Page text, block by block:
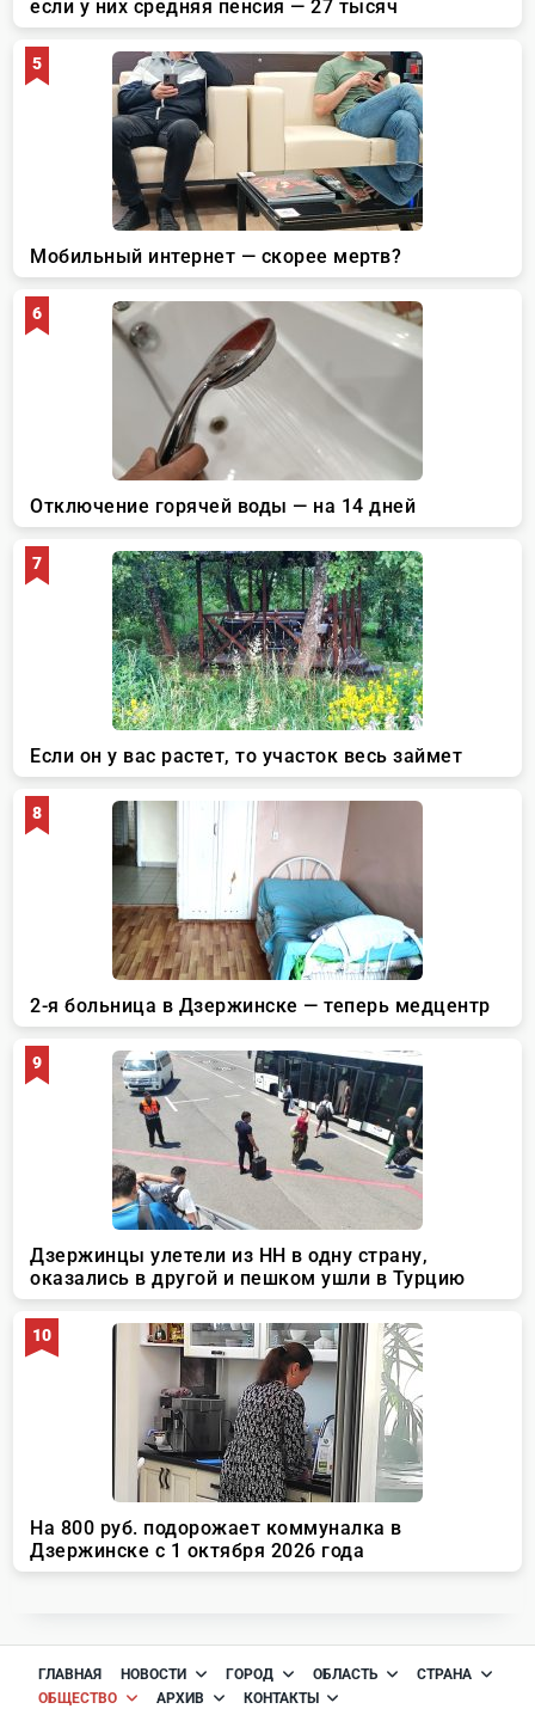
ГЛАВНАЯ НОВОСТИ ГОРОД ОБЛАСТЬ
СТРАНА
ОБЩЕСТВО
АРХИВ КОНТАКТЫ